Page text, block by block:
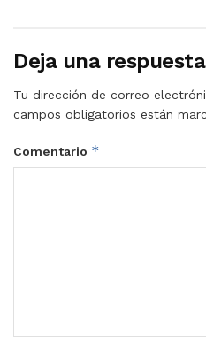
Deja una respuesta
Tu dirección de correo
campos obligatorios están
Comentario *